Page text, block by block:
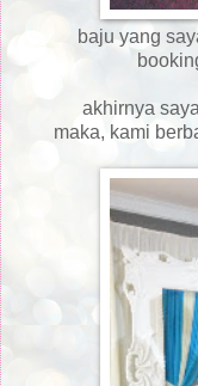
baju yang
akhirnya
maka, kami